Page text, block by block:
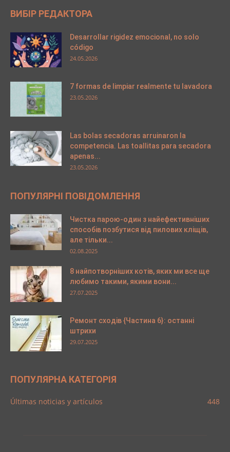
ВИБІР РЕДАКТОРА
Desarrollar rigidez emocional, no solo
código
24.05.2026
7 formas de limpiar realmente tu lavadora
23.05.2026
Las bolas secadoras arruinaron la
competencia. Las toallitas para secadora
apenas...
23.05.2026
ПОПУЛЯРНІ ПОВІДОМЛЕННЯ
Чистка парою-один з найефективніших
способів позбутися від пилових кліщів,
але тільки...
02.08.2025
8 найпотворніших котів, яких ми все ще
любимо такими, якими вони...
27.07.2025
Ремонт сходів {Частина 6}: останні
штрихи
29.07.2025
ПОПУЛЯРНА КАТЕГОРІЯ
Últimas noticias y artículos 448